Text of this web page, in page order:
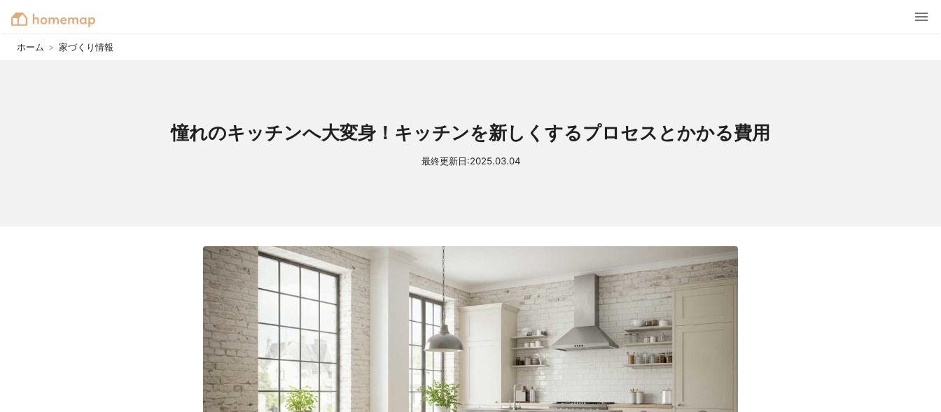
ホーム > 家づくり情報
憧れのキッチンへ大変身！キッチンを新しくするプロセスとかかる費用
最終更新日:2025.03.04